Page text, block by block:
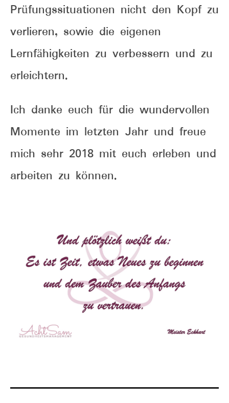
Prüfungssituationen nicht den Kopf zu
verlieren, sowie die eigenen
Lernfähigkeiten zu verbessern und zu
erleichtern.
Ich danke euch für die wundervollen
Momente im letzten Jahr und freue
mich sehr 2018 mit euch erleben und
arbeiten zu können.